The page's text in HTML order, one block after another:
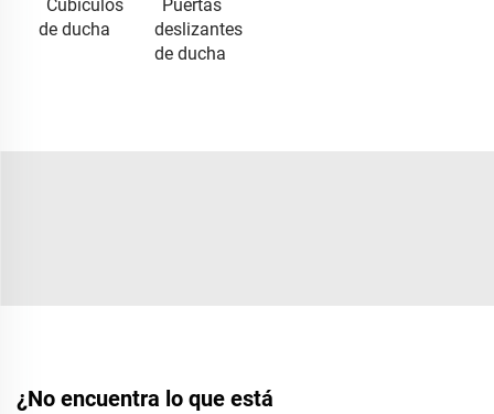
Cubículos
de ducha
Puertas
deslizantes
de ducha
¿No encuentra lo que está